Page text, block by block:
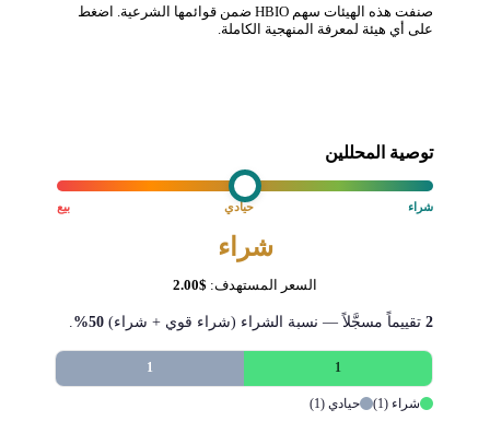
صنفت هذه الهيئات سهم HBIO ضمن قوائمها الشرعية. اضغط
على أي هيئة لمعرفة المنهجية الكاملة.
توصية المحللين
بيع حيادي شراء
شراء
السعر المستهدف: $2.00
2تقييماً مسجَّلاً — نسبة الشراء (شراء قوي + شراء) 50%
.
1
1
شراء (1) حيادي (1)